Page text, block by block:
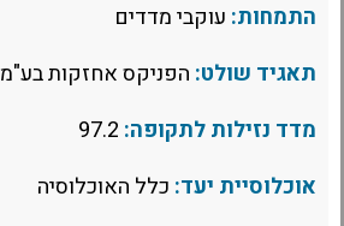
התמחות: עוקבי מדדים
תאגיד שולט: הפניקס אחזקות בע"מ
מדד נזילות לתקופה:
אוכלוסיית יעד: כלל האוכלוסיה